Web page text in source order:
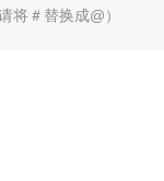
将＃替换成@）